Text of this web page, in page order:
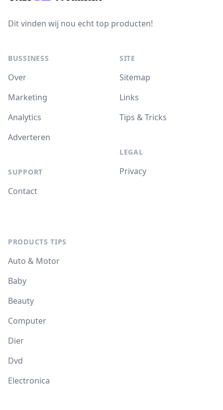
Dit vinden wij nou echt top producten!
BUSSINESS
Over
Marketing
Analytics
Adverteren
SUPPORT
Contact
SITE
Sitemap
Links
Tips & Tricks
LEGAL
Privacy
PRODUCTS TIPS
Auto & Motor
Baby
Beauty
Computer
Dier
Dvd
Electronica